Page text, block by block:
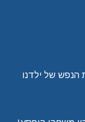
הנפש של ילדנו